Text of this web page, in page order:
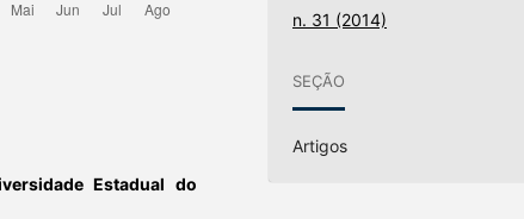
Estadual do
n. 31 (2014)
SEÇÃO
Artigos